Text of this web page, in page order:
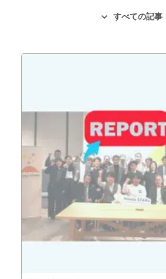
すべての記事